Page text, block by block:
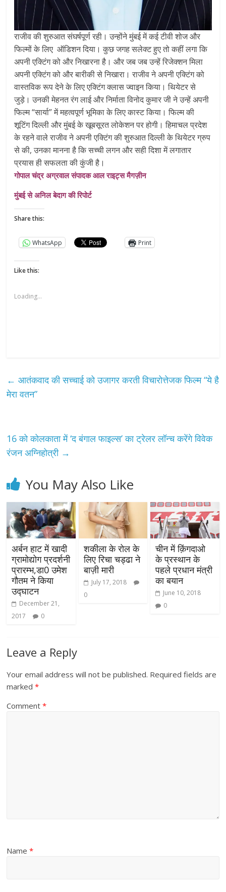
राजीव की शुरुआत संघर्षपूर्ण रही। उन्होंने मुंबई में कई टीवी शोज और
फिल्मों के लिए ऑडिशन दिया। कुछ जगह सलेक्ट हुए तो कहीं लगा कि
अपनी एक्टिंग को और निखारना है। और जब जब उन्हें रिजेक्शन मिला
अपनी एक्टिंग को और बारीकी से निखारा। राजीव ने अपनी एक्टिंग को
वास्तविक रूप देने के लिए एक्टिंग क्लास ज्वाइन किया। थियेटर से
जुड़े। उनकी मेहनत रंग लाई और निर्माता विनोद कुमार जी ने उन्हें अपनी
फिल्म “सार्या” में महत्वपूर्ण भूमिका के लिए कास्ट किया। फिल्म की
शूटिंग दिल्ली और मुंबई के खूबसूरत लोकेशन पर होगी। हिमाचल प्रदेश
के रहने वाले राजीव ने अपनी एक्टिंग की शुरुआत दिल्ली के थियेटर ग्रुप
से की, उनका मानना है कि सच्ची लगन और सही दिशा में लगातार
प्रयास ही सफलता की कुंजी है।
गोपाल चंद्र अग्रवाल संपादक आल राइट्स मैगज़ीन
मुंबई से अनिल बेदाग की रिपोर्ट
Share this:
WhatsApp Print
Like this:
Loading...
← आतंकवाद की सच्चाई को उजागर करती विचारोत्तेजक फिल्म “ये है
मेरा वतन”
16 को कोलकाता में ‘द बंगाल फाइल्स’ का ट्रेलर लॉन्च करेंगे विवेक
रंजन अग्निहोत्री →
You May Also Like
अर्बन हाट में खादी
ग्रामोद्योग प्रदर्शनी
प्रारम्भ,डा0 उमेश
गौतम ने किया
उद्घाटन
December 21,
2017
0
शकीला के रोल के
लिए रिचा चड्ढा ने
बाज़ी मारी
July 17, 2018
0
चीन में क़िंगदाओ
के प्रस्थान के
पहले प्रधान मंत्री
का बयान
June 10, 2018
0
Leave a Reply
Your email address will not be published. Required fields are
marked*
Comment*
Name*